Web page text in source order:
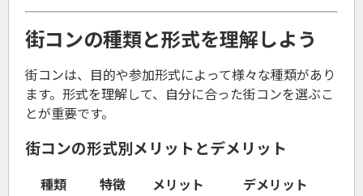
街コンの種類と形式を理解しよう
街コンは、目的や参加形式によって様々な種類があり
ます。形式を理解して、自分に合った街コンを選ぶこ
とが重要です。
街コンの形式別メリットとデメリット
種類 特徴 メリット
デメリット